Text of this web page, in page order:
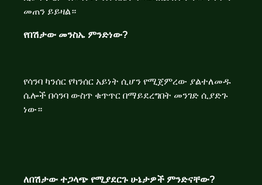
መጠን ይይዛል።
የበሽታው መንስኤ ምንድነው?
የሳንባ ካንሰር የካንሰር አይነት ሲሆን የሚጀምረው ያልተለመዱ
ሴሎች በሳንባ ውስጥ ቁጥጥር በማይደረግበት መንገድ ሲያድጉ
ነው።
ለበሽታው ተጋላጭ የሚያደርጉ ሁኔታዎች ምንድናቸው?